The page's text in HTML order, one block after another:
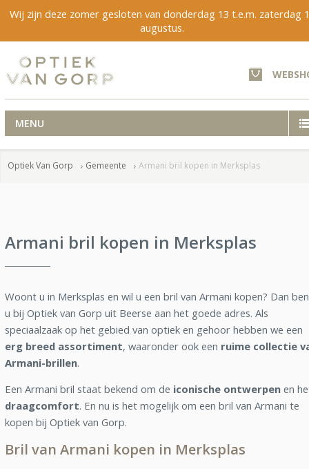
Wij zijn deze zomer gesloten van donderdag 13 t.e.m. zaterdag
augustus.
MENU
Optiek Van Gorp Gemeente Armani bril kopen in Merksplas
Armani bril kopen in Merksplas
Woont u in Merksplas en wil u een bril van Armani kopen? Dan
u bij Optiek van Gorp uit Beerse aan het goede adres. Als
speciaalzaak op het gebied van optiek en gehoor hebben we een
erg breed assortiment, waaronder ook een ruime collectie
Armani-brillen.
Een Armani bril staat bekend om de iconische ontwerpen en
draagcomfort. En nu is het mogelijk om een bril van Armani te
kopen bij Optiek van Gorp.
Bril van Armani kopen in Merksplas